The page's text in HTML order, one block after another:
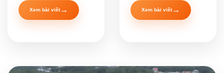
Xem bài viết→ Xem bài viết→